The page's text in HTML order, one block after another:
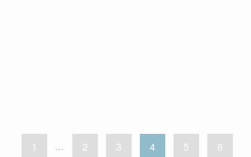
1 ... 2 3 4 5 6